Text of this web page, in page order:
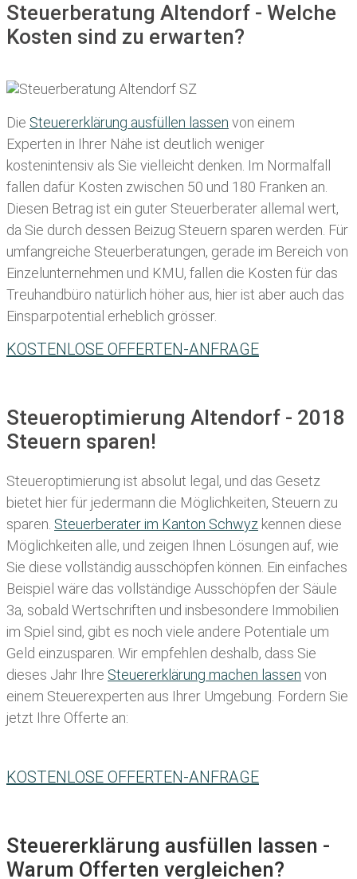
Steuerberatung Altendorf - Welche
Kosten sind zu erwarten?
Die Steuererklärung ausfüllen lassen von einem
Experten in Ihrer Nähe ist deutlich weniger
kostenintensiv als Sie vielleicht denken. Im Normalfall
fallen dafür Kosten zwischen 50 und 180 Franken an.
Diesen Betrag ist ein guter Steuerberater allemal wert,
da Sie durch dessen Beizug Steuern sparen werden. Für
umfangreiche Steuerberatungen, gerade im Bereich von
Einzelunternehmen und KMU, fallen die Kosten für das
Treuhandbüro natürlich höher aus, hier ist aber auch das
Einsparpotential erheblich grösser.
KOSTENLOSE OFFERTEN-ANFRAGE
Steueroptimierung Altendorf - 2018
Steuern sparen!
Steueroptimierung ist absolut legal, und das Gesetz
bietet hier für jedermann die Möglichkeiten, Steuern zu
sparen. Steuerberater im K anton Schwyz kennen diese
Möglichkeiten alle, und zeigen Ihnen Lösungen auf, wie
Sie diese vollständig ausschöpfen können. Ein einfaches
Beispiel wäre das vollständige Ausschöpfen der Säule
3a, sobald Wertschriften und insbesondere Immobilien
im Spiel sind, gibt es noch viele andere Potentiale um
Geld einzusparen. Wir empfehlen deshalb, dass Sie
dieses Jahr Ihre Steuererklärung machen lassen von
einem Steuerexperten aus Ihrer Umgebung. Fordern Sie
jetzt Ihre Offerte an:
KOSTENLOSE OFFERTEN-ANFRAGE
Steuererklärung ausfüllen lassen -
Warum Offerten vergleichen?